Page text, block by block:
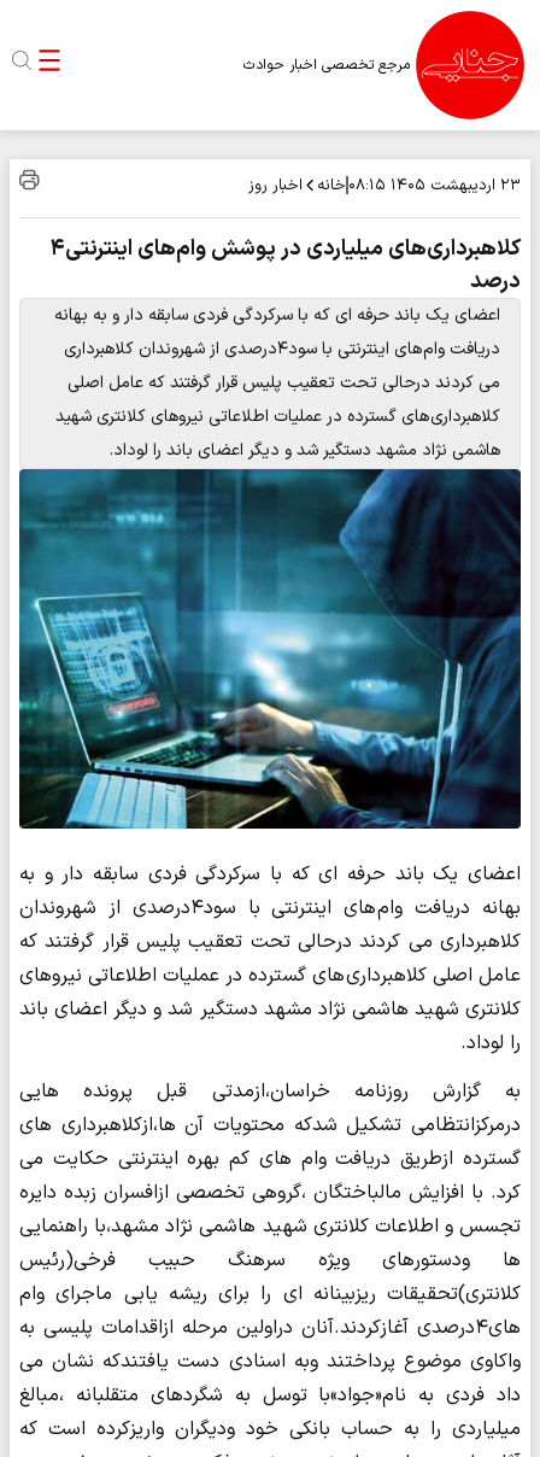
مرجع تخصصی اخبار حوادث
۲۳ اردیبهشت ۱۴۰۵ ۰۸:۱۵ خانه اخبار روز
کلاهبرداری‌های میلیاردی در پوشش وام‌های اینترنتی۴
درصد
اعضای یک باند حرفه ای که با سرکردگی فردی سابقه دار و به بهانه
دریافت وام های اینترنتی با سود۴درصدی از شهروندان کلاهبرداری
می کردند درحالی تحت تعقیب پلیس قرار گرفتند که عامل اصلی
کلاهبرداری های گسترده در عملیات اطلاعاتی نیروهای کلانتری شهید
هاشمی نژاد مشهد دستگیر شد و دیگر اعضای باند را لوداد.
اعضای یک باند حرفه ای که با سرکردگی فردی سابقه دار و به
بهانه دریافت وام های اینترنتی با سود۴درصدی از شهروندان
کلاهبرداری می کردند درحالی تحت تعقیب پلیس قرار گرفتند که
عامل اصلی کلاهبرداری های گسترده در عملیات اطلاعاتی نیروهای
کلانتری شهید هاشمی نژاد مشهد دستگیر شد و دیگر اعضای باند
را لوداد.
به گزارش روزنامه خراسان،ازمدتی قبل پرونده هایی
درمرکزانتظامی تشکیل شدکه محتویات آن ها،ازکلاهبرداری های
گسترده ازطریق دریافت وام های کم بهره اینترنتی حکایت می
کرد. با افزایش مالباختگان ،گروهی تخصصی ازافسران زبده دایره
تجسس و اطلاعات کلانتری شهید هاشمی نژاد مشهد،با راهنمایی
ها ودستورهای ویژه سرهنگ حبیب فرخی(رئیس
کلانتری)تحقیقات ریزبینانه ای را برای ریشه یابی ماجرای وام
های۴درصدی آغازکردند.آنان دراولین مرحله ازاقدامات پلیسی به
واکاوی موضوع پرداختند وبه اسنادی دست یافتندکه نشان می
داد فردی به نام«جواد»با توسل به شگردهای متقلبانه ،مبالغ
میلیاردی را به حساب بانکی خود ودیگران واریزکرده است که